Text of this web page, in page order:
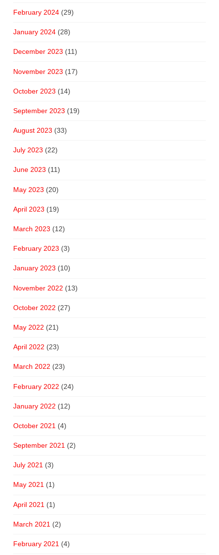
February 2024(29)
January 2024(28)
December 2023 (11)
November 2023 (17)
October 2023 (14)
September 2023 (19)
August 2023 (33)
July 2023 (22)
June 2023 (11)
May 2023 (20)
April 2023 (19)
March 2023 (12)
February 2023 (3)
January 2023 (10)
November 2022 (13)
October 2022 (27)
May 2022 (21)
April 2022 (23)
March 2022 (23)
February 2022 (24)
January 2022 (12)
October 2021 (4)
September 2021 (2)
July 2021(3)
May 2021(1)
April 2021 (1)
March 2021 (2)
February 2021 (4)